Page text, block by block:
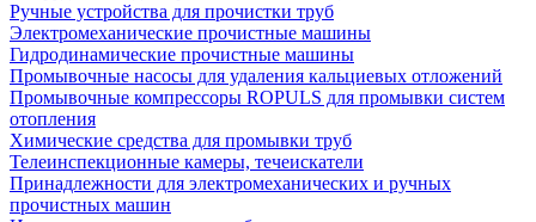
Ручные устройства для прочистки труб
Электромеханические прочистные машины
Гидродинамические прочистные машины
Промывочные насосы для удаления кальциевых отложений
Промывочные компрессоры ROPULS для промывки систем
отопления
Химические средства для промывки труб
Телеинспекционные камеры, течеискатели
Принадлежности для электромеханических и ручных
прочистных машин